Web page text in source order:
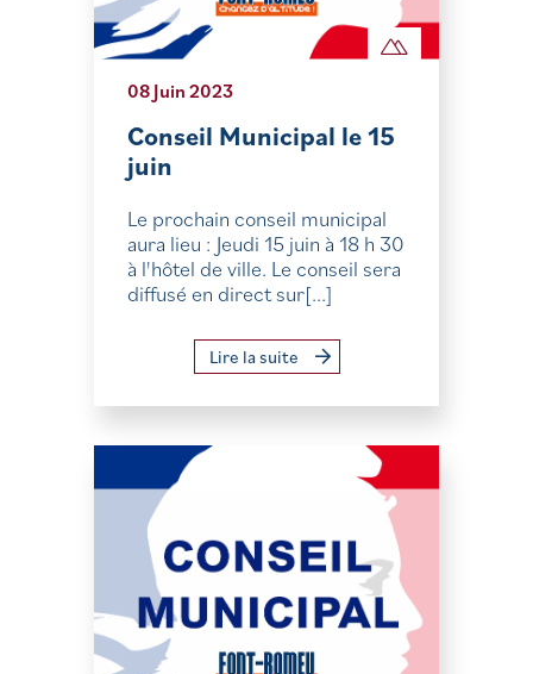
08 Juin 2023
Conseil Municipal le 15
juin
Le prochain conseil municipal
aura lieu : Jeudi 15 juin à 18 h 30
à l'hôtel de ville. Le conseil sera
diffusé en direct sur[...]
Lire la suite